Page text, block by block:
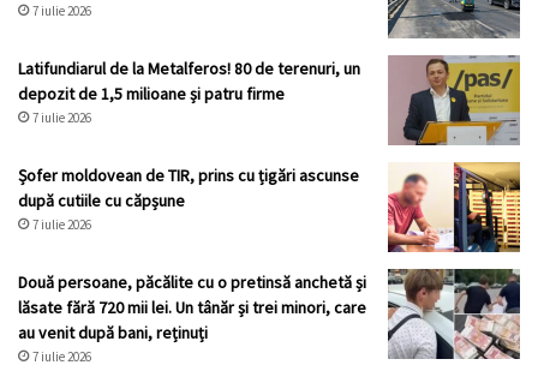
7 iulie 2026
Latifundiarul de la Metalferos! 80 de terenuri, un
depozit de 1,5 milioane și patru firme
7 iulie 2026
Șofer moldovean de TIR, prins cu țigări ascunse
după cutiile cu căpșune
7 iulie 2026
Două persoane, păcălite cu o pretinsă anchetă și
lăsate fără 720 mii lei. Un tânăr și trei minori, care
au venit după bani, reținuți
7 iulie 2026